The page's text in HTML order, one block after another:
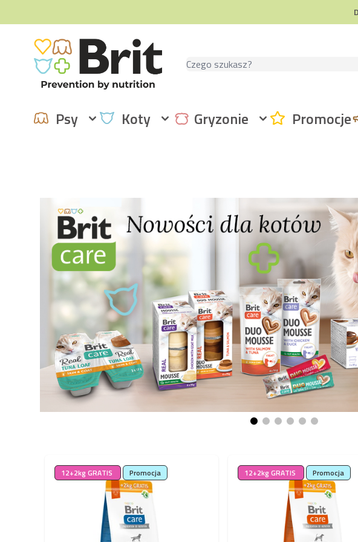
Przejdź do treści
Szukaj
Psy Koty Gryzonie Promocje
12+2kg GRATIS Promocja 12+2kg GRATIS Promocja